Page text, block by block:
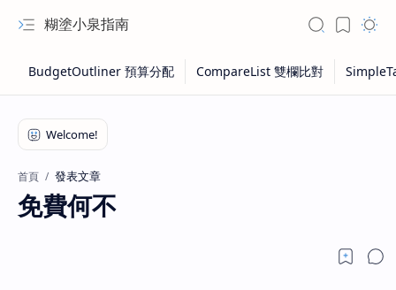
糊塗小泉指南
首頁 發表文章
免費何不